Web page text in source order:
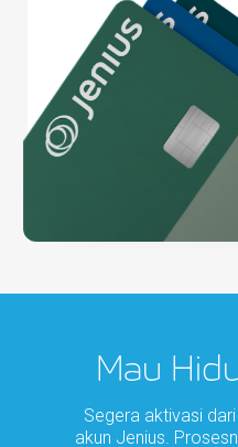
Mau
Segera aktivasi
akun Jenius.